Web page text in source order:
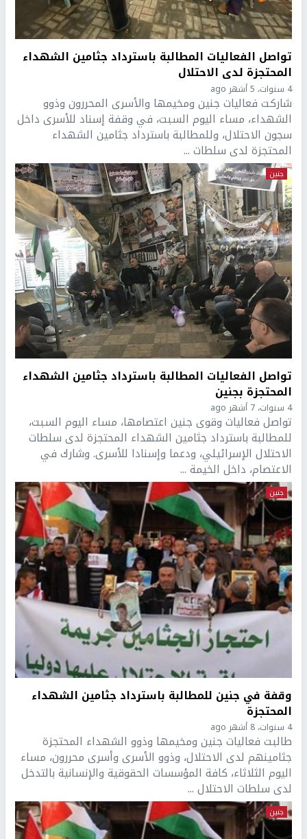
تواصل الفعاليات المطالبة باسترداد جثامين الشهداء
المحتجزة لدى الاحتلال
4 سنوات، 5 أشهر ago
شاركت فعاليات جنين ومخيمها والأسرى المحررون وذوو
الشهداء، مساء اليوم السبت، في وقفة إسناد للأسرى داخل
سجون الاحتلال، وللمطالبة باسترداد جثامين الشهداء
المحتجزة لدى سلطات ...
جنين
تواصل الفعاليات المطالبة باسترداد جثامين الشهداء
المحتجزة بجنين
4 سنوات، 7 أشهر ago
تواصل فعاليات وقوى جنين اعتصامها، مساء اليوم السبت،
للمطالبة باسترداد جثامين الشهداء المحتجزة لدى سلطات
الاحتلال الإسرائيلي، ودعما وإسنادا للأسرى. وشارك في
الاعتصام، داخل الخيمة ...
جنين
وقفة في جنين للمطالبة باسترداد جثامين الشهداء
المحتجزة
4 سنوات، 8 أشهر ago
طالبت فعاليات جنين ومخيمها وذوو الشهداء المحتجزة
جثامينهم لدى الاحتلال، وذوو الأسرى وأسرى محررون، مساء
اليوم الثلاثاء، كافة المؤسسات الحقوقية والإنسانية بالتدخل
لدى سلطات الاحتلال ...
جنين